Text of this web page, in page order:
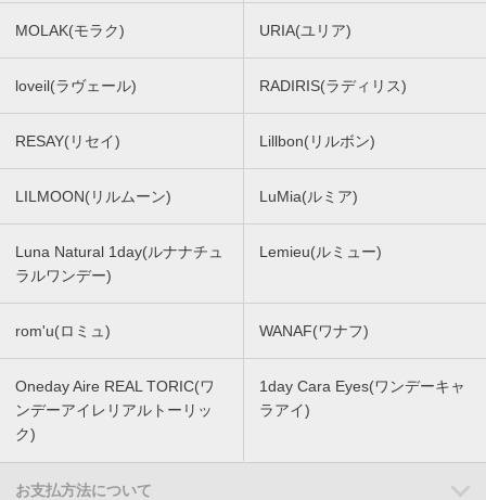
MOLAK(モラク) URIA(ユリア)
loveil(ラヴェール) RADIRIS(ラディリス)
RESAY(リセイ) Lillbon(リルボン)
LILMOON(リルムーン) LuMia(ルミア)
Luna Natural 1day(ルナナチュ
ラルワンデー)
Lemieu(ルミュー)
rom'u(ロミュ) WANAF(ワナフ)
Oneday Aire REAL TORIC(ワ
ンデーアイレリアルトーリッ
ク)
1day Cara Eyes(ワンデーキャ
ラアイ)
お支払方法について